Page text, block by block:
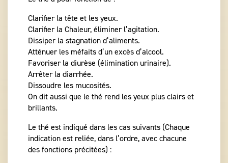
Clarifier la tête et les yeux.
Clarifier la Chaleur, éliminer l’agitation.
Dissiper la stagnation d’aliments.
Atténuer les méfaits d’un excès d’alcool.
Favoriser la diurèse (élimination urinaire).
Arrêter la diarrhée.
Dissoudre les mucosités.
On dit aussi que le thé rend les yeux plus clairs et
brillants.
Le thé est indiqué dans les cas suivants (Chaque
indication est reliée, dans l’ordre, avec chacune
des fonctions précitées) :